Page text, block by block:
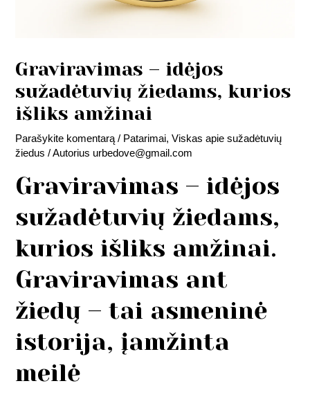
Graviravimas – idėjos
sužadėtuvių žiedams, kurios
išliks amžinai
Parašykite komentarą / Patarimai,Viskas apie sužadėtuvių
žiedus / Autorius urbedove@gmail.com
Graviravimas – idėjos
sužadėtuvių žiedams,
kurios išliks amžinai.
Graviravimas ant
žiedų – tai asmeninė
istorija, įamžinta
meilė